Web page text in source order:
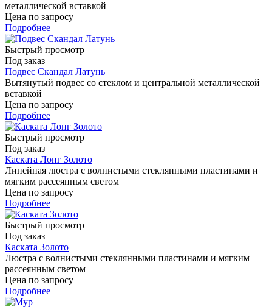
металлической вставкой
Цена по запросу
Подробнее
Быстрый просмотр
Под заказ
Подвес Скандал Латунь
Вытянутый подвес со стеклом и центральной металлической
вставкой
Цена по запросу
Подробнее
Быстрый просмотр
Под заказ
Каската Лонг Золото
Линейная люстра с волнистыми стеклянными пластинами и
мягким рассеянным светом
Цена по запросу
Подробнее
Быстрый просмотр
Под заказ
Каската Золото
Люстра с волнистыми стеклянными пластинами и мягким
рассеянным светом
Цена по запросу
Подробнее